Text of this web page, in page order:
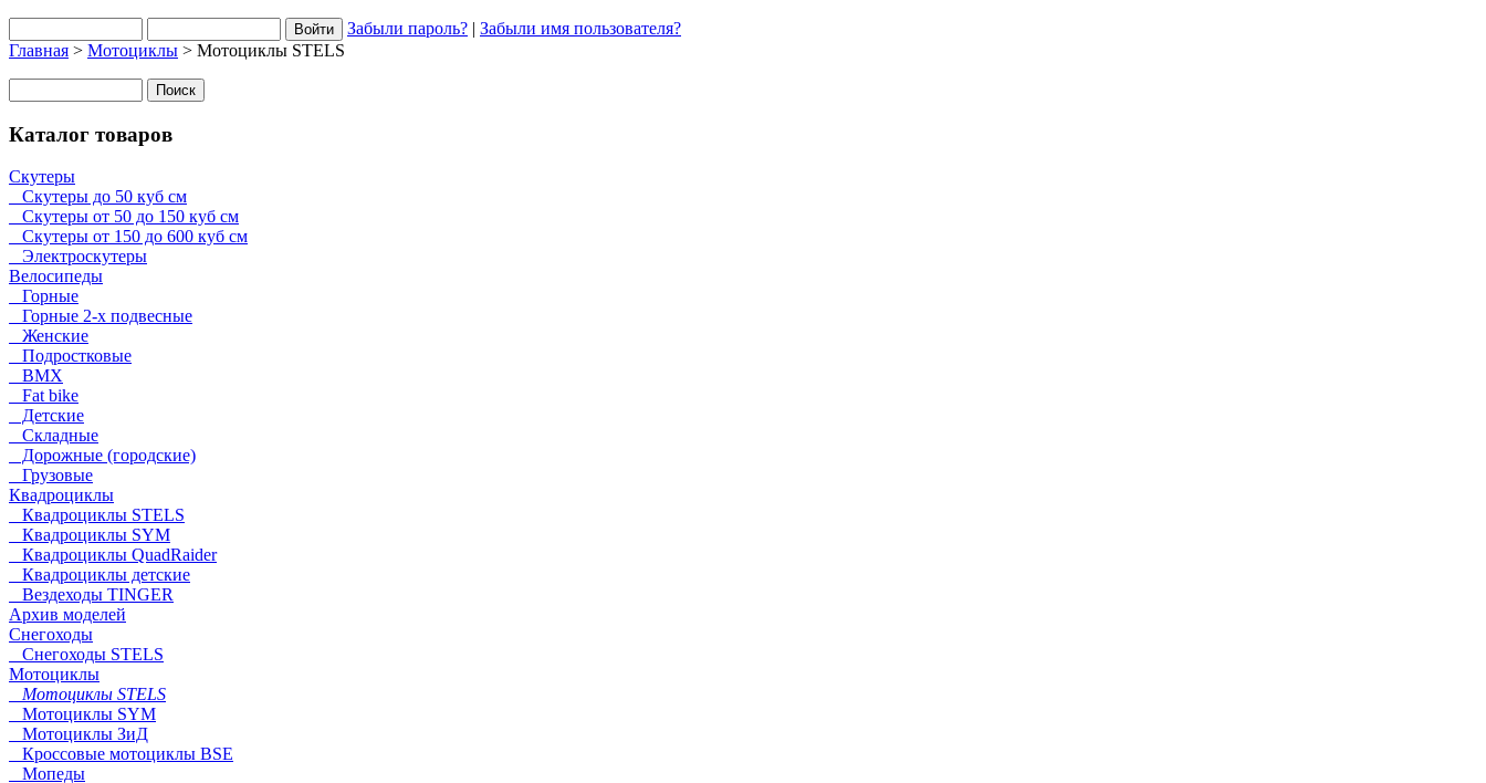
Забыли пароль? | Забыли имя пользователя?
Главная > Мотоциклы > Мотоциклы STELS
Каталог товаров
Cкутеры
Скутеры до 50 куб см
Скутеры от 50 до 150 куб см
Скутеры от 150 до 600 куб см
Электроскутеры
Велосипеды
Горные
Горные 2-х подвесные
Женские
Подростковые
BMX
Fat bike
Детские
Складные
Дорожные (городские)
Грузовые
Квадроциклы
Квадроциклы STELS
Квадроциклы SYM
Квадроциклы QuadRaider
Квадроциклы детские
Вездеходы TINGER
Архив моделей
Снегоходы
Снегоходы STELS
Мотоциклы
Мотоциклы STELS
Мотоциклы SYM
Мотоциклы ЗиД
Кроссовые мотоциклы BSE
Мопеды